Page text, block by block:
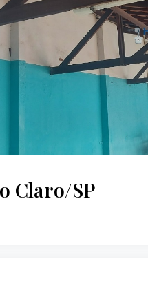
Claro/SP